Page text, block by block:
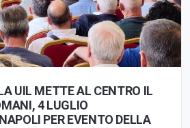
UIL METTE AL CENTRO IL
4 LUGLIO
PER EVENTO DELLA